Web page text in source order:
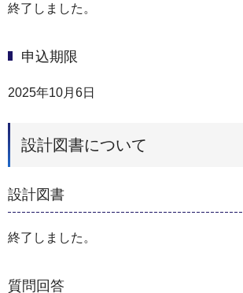
終了しました。
申込期限
2025年10月6日
設計図書について
設計図書
終了しました。
質問回答